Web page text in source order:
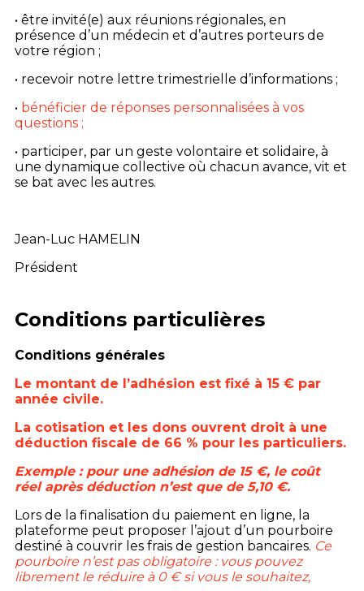
• être invité(e) aux réunions régionales, en
présence d’un médecin et d’autres porteurs de
votre région ;
• recevoir notre lettre trimestrielle d’informations ;
• bénéficier de réponses personnalisées à vos
questions ;
• participer, par un geste volontaire et solidaire, à
une dynamique collective où chacun avance, vit et
se bat avec les autres.
Jean-Luc HAMELIN
Président
Conditions particulières
Conditions générales
Le montant de l’adhésion est fixé à 15 € par
année civile.
La cotisation et les dons ouvrent droit à une
déduction fiscale de 66 % pour les particuliers.
Exemple : pour une adhésion de 15 €, le coût
réel après déduction n’est que de 5,10 €.
Lors de la finalisation du paiement en ligne, la
plateforme peut proposer l’ajout d’un pourboire
destiné à couvrir les frais de gestion bancaires. Ce
pourboire n’est pas obligatoire : vous pouvez
librement le réduire à 0 € si vous le souhaitez,